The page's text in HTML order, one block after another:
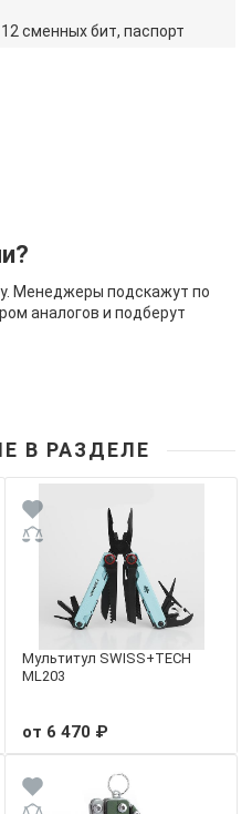
сменных бит, паспорт
Менеджеры подскажут по
аналогов и подберут
В РАЗДЕЛЕ
Мультитул SWISS+TECH
ML203
от 6 470 ₽